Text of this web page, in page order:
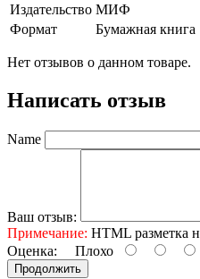
Издательство МИФ
Формат
Бумажная книга
Нет отзывов о данном товаре.
Написать отзыв
Name
Ваш отзыв:
Примечание: HTML разметка
Оценка: Плохо
Продолжить